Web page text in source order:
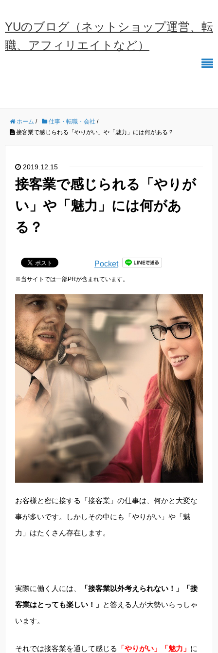
YUのブログ（ネットショップ運営、転
職、アフィリエイトなど）
ホーム / 仕事・転職・会社 /
接客業で感じられる「やりがい」や「魅力」には何がある？
2019.12.15
接客業で感じられる「やりが
い」や「魅力」には何があ
る？
Pocket
※当サイトでは一部PRが含まれています。
お客様と密に接する「接客業」の仕事は、何かと大変な
事が多いです。しかしその中にも「やりがい」や「魅
力」はたくさん存在します。
実際に働く人には、
「接客業以外考えられない！」「接
客業はとっても楽しい！」 と答える人が大勢いらっしゃ
います。
それでは接客業を通して感じる 「やりがい」「魅力」 に